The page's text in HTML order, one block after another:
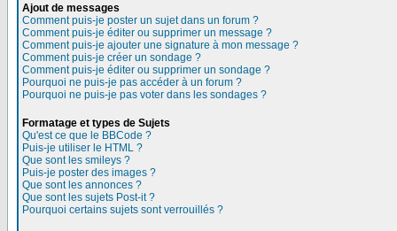
Ajout de messages
Comment puis-je poster un sujet dans un forum ?
Comment puis-je éditer ou supprimer un message ?
Comment puis-je ajouter une signature à mon message ?
Comment puis-je créer un sondage ?
Comment puis-je éditer ou supprimer un sondage ?
Pourquoi ne puis-je pas accéder à un forum ?
Pourquoi ne puis-je pas voter dans les sondages ?
Formatage et types de Sujets
Qu'est ce que le BBCode ?
Puis-je utiliser le HTML ?
Que sont les smileys ?
Puis-je poster des images ?
Que sont les annonces ?
Que sont les sujets Post-it ?
Pourquoi certains sujets sont verrouillés ?